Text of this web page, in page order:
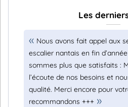
Les
Nous avons fait appel aux
escalier nantais en fin
sommes plus que satisfaits :
l’écoute de nos besoins et
qualité. Merci encore pour
recommandons +++